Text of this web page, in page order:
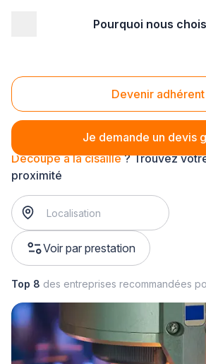
Pourquoi nous
Devenir adhérent
Je demande un devis
Découpe à la cisaille
Découpe à la cisaille? Trouvez
proximité
Voir par prestation
Top 8 des entreprises recommandées